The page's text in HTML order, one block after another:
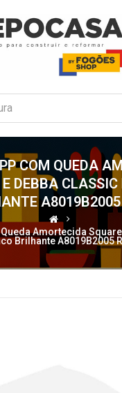
COM QUEDA
E DEBBA
Amortecida
Brilhante A8019B2005